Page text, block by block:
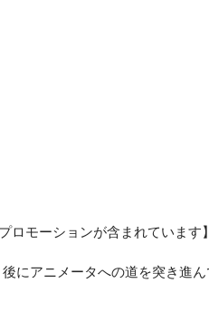
モーションが含まれています】
にアニメータへの道を突き進